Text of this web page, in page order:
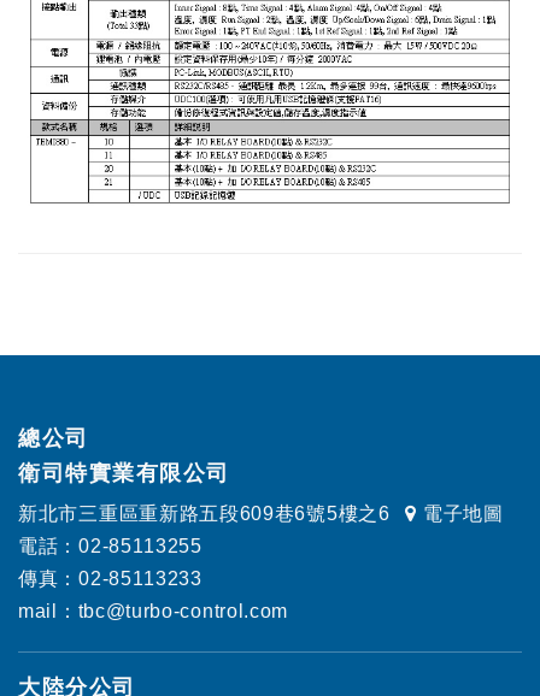
總公司
衛司特實業有限公司
新北市三重區重新路五段609巷6號5樓之6
電子地圖
電話：02-85113255
傳真：02-85113233
mail：tbc@turbo-control.com
大陸分公司